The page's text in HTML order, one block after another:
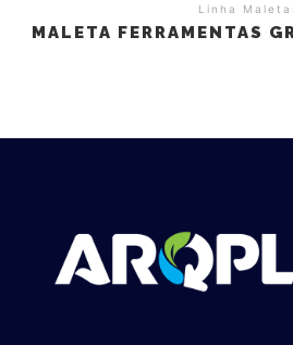
Linha
MALETA FERRAMENTAS